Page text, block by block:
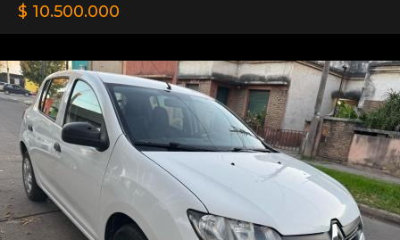
$ 10.500.000